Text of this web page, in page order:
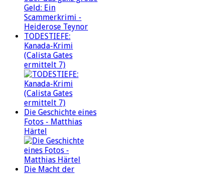
TODESTIEFE:
Kanada-Krimi
(Calista Gates
ermittelt 7)
Die Geschichte eines
Fotos - Matthias
Härtel
Die Macht der